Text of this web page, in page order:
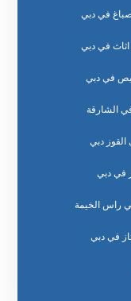
في دبي
اثاث في دبي
في دبي
الشارقة
القوز دبي
في دبي
راس الخيمة
في دبي